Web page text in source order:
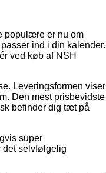
populære er nu om
ind i din kalender.
ved køb af NSH
Leveringsformen viser
Den mest prisbevidste
befinder dig tæt på
super
det selvfølgelig